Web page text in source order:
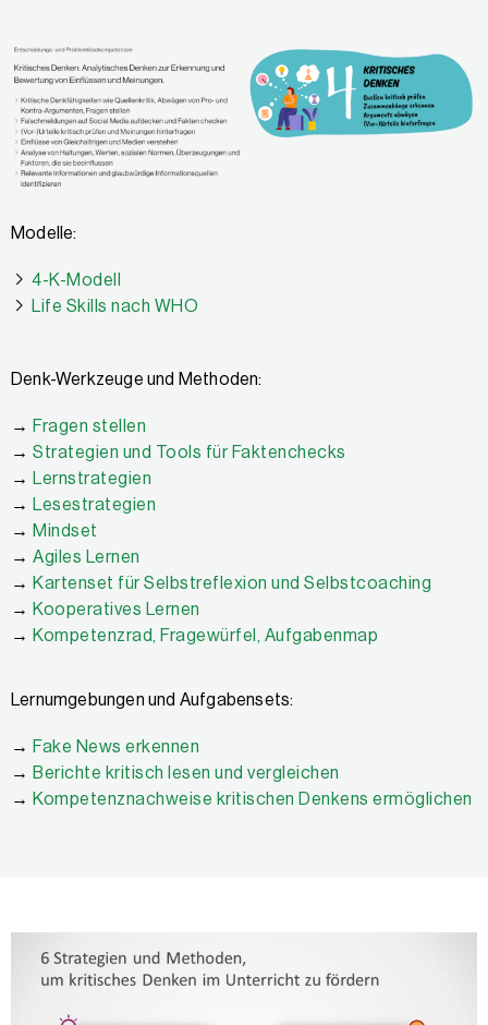
Modelle:
4-K-Modell
Life Skills nach WHO
Denk-Werkzeuge und Methoden:
→ Fragen stellen
→ Strategien und Tools für Faktenchecks
→ Lernstrategien
→ Lesestrategien
→ Mindset
→ Agiles Lernen
→ Kartenset für Selbstreflexion und Selbstcoaching
→ Kooperatives Lernen
→ Kompetenzrad, Fragewürfel, Aufgabenmap
Lernumgebungen und Aufgabensets:
→ Fake News erkennen
→ Berichte kritisch lesen und vergleichen
→ Kompetenznachweise kritischen Denkens ermöglichen